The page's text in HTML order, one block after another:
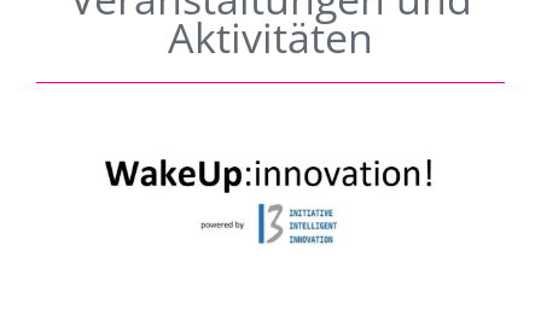
Aktivitäten